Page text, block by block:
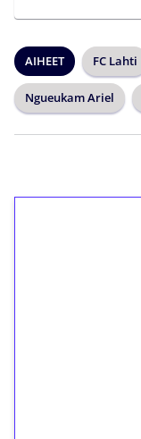
AIHEET FC Lahti
Ngueukam Ariel